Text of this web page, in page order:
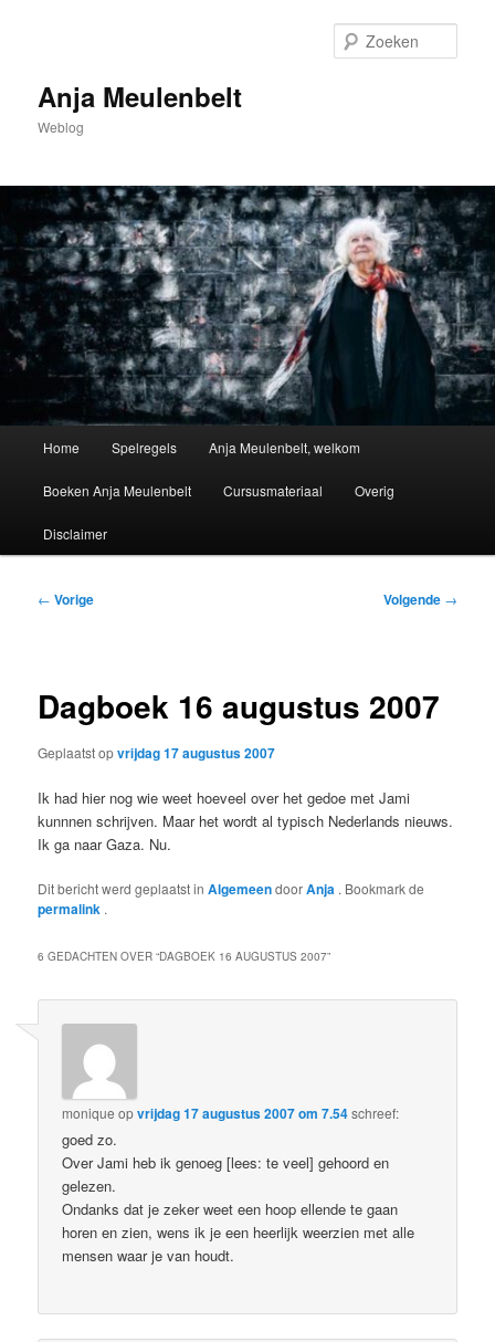
inhoudAnja Meulenbelt
Weblog
Home Spelregels Anja Meulenbelt, welkom
Boeken Anja Meulenbelt Cursusmateriaal Overig
Disclaimer
Bericht
← Vorige Volgende →
Dagboek 16 augustus 2007
Geplaatst opvrijdag 17 augustus 2007
Ik had hier nog wie weet hoeveel over het gedoe met Jami
kunnnen schrijven. Maar het wordt al typisch Nederlands nieuws.
Ik ga naar Gaza. Nu.
Dit bericht werd geplaatst inAlgemeendoorAnja . Bookmark de
permalink .
6 GEDACHTEN OVER “DAGBOEK 16 AUGUSTUS 2007”
monique opvrijdag 17 augustus 2007 om 7.54schreef:
goed zo.
Over Jami heb ik genoeg [lees: te veel] gehoord en
gelezen.
Ondanks dat je zeker weet een hoop ellende te gaan
horen en zien, wens ik je een heerlijk weerzien met alle
mensen waar je van houdt.